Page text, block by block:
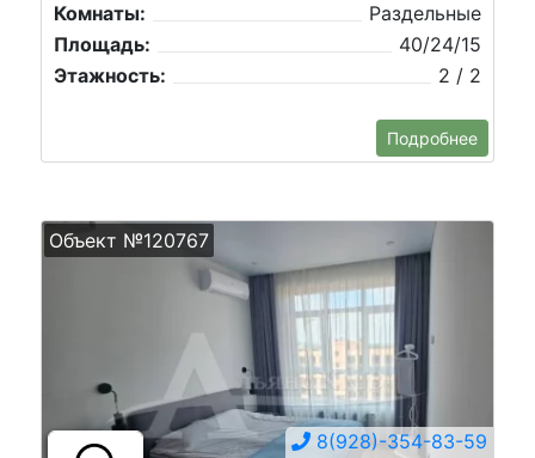
Комнаты:
Раздельные
Площадь:
40/24/15
Этажность:
2 / 2
Подробнее
Объект №120767
8(928)-354-83-59